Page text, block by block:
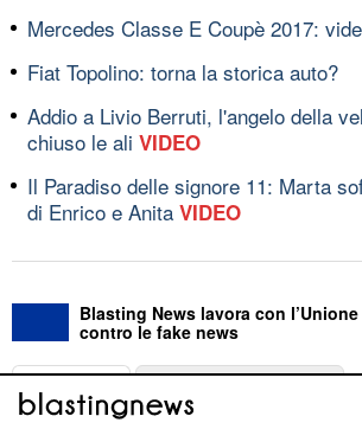
Mercedes Classe E Coupè 2017:
Fiat Topolino: torna la storica auto?
Addio a Livio Berruti, l'angelo della
chiuso le ali VIDEO
Il Paradiso delle signore 11: Marta
di Enrico e Anita VIDEO
Blasting News lavora con
contro le fake news
ABOUT